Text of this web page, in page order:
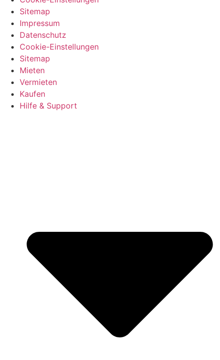
Sitemap
Impressum
Datenschutz
Cookie-Einstellungen
Sitemap
Mieten
Vermieten
Kaufen
Hilfe & Support